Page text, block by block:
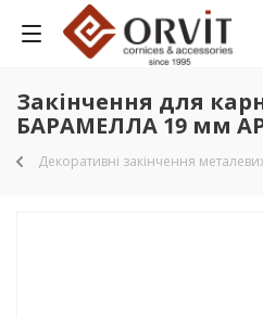
Закінчення для
БАРАМЕЛЛА 19 мм
Декоративні закінчення